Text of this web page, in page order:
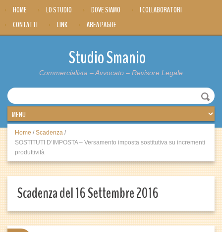
HOME LO STUDIO DOVE SIAMO
I COLLABORATORI
CONTATTI
LINK AREA PAGHE
Studio Smanio
Commercialista – Avvocato – Revisore Legale
Home / Scadenza /
SOSTITUTI D’IMPOSTA – Versamento imposta sostitutiva su incrementi
produttività
Scadenza del 16 Settembre 2016